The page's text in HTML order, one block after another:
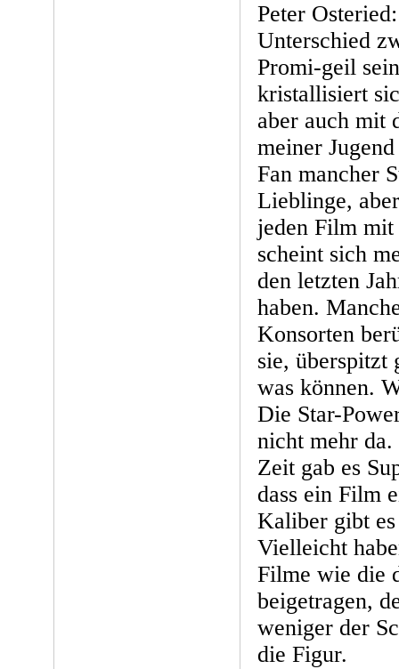
Peter
Unterschied
Promi-geil
kristallisiert
aber auch mit
meiner
Fan mancher
Lieblinge,
jeden Film mit
scheint sich
den letzten
haben.
Konsorten
sie, überspitzt
was können.
Die Star-
nicht mehr
Zeit gab es
dass ein Film
Kaliber gibt
Vielleicht
Filme wie die
beigetragen,
weniger der
die Figur.